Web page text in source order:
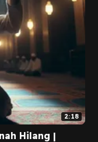
2:18
Hilang |